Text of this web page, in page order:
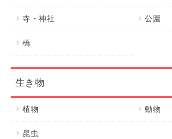
寺・神社 公園
橋
生き物
植物 動物
昆虫